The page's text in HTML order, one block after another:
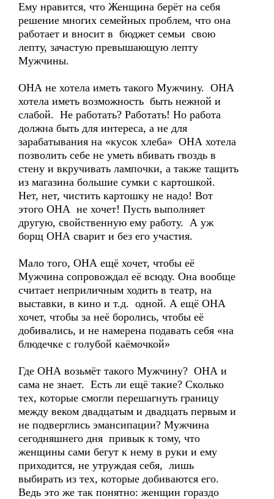
Ему нравится, что Женщина берёт на себя
решение многих семейных проблем, что она
работает и вносит в бюджет семьи свою
лепту, зачастую превышающую лепту
Мужчины.
ОНА не хотела иметь такого Мужчину. ОНА
хотела иметь возможность быть нежной и
слабой. Не работать? Работать! Но работа
должна быть для интереса, а не для
зарабатывания на «кусок хлеба» ОНА хотела
позволить себе не уметь вбивать гвоздь в
стену и вкручивать лампочки, а также тащить
из магазина большие сумки с картошкой.
Нет, нет, чистить картошку не надо! Вот
этого ОНА не хочет! Пусть выполняет
другую, свойственную ему работу. А уж
борщ ОНА сварит и без его участия.
Мало того, ОНА ещё хочет, чтобы её
Мужчина сопровождал её всюду. Она вообще
считает неприличным ходить в театр, на
выставки, в кино и т.д. одной. А ещё ОНА
хочет, чтобы за неё боролись, чтобы её
добивались, и не намерена подавать себя «на
блюдечке с голубой каёмочкой»
Где ОНА возьмёт такого Мужчину? ОНА и
сама не знает. Есть ли ещё такие? Сколько
тех, которые смогли перешагнуть границу
между веком двадцатым и двадцать первым и
не подверглись эмансипации? Мужчина
сегодняшнего дня привык к тому, что
женщины сами бегут к нему в руки и ему
приходится, не утруждая себя, лишь
выбирать из тех, которые добиваются его.
Ведь это же так понятно: женщин гораздо